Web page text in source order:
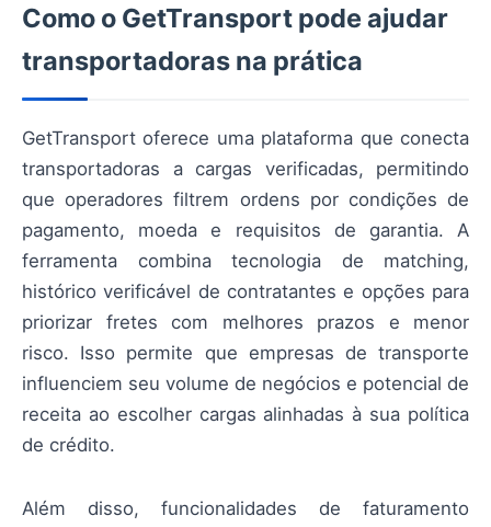
Como o GetTransport pode ajudar
transportadoras na prática
GetTransport oferece uma plataforma que conecta
transportadoras a cargas verificadas, permitindo
que operadores filtrem ordens por condições de
pagamento, moeda e requisitos de garantia. A
ferramenta combina tecnologia de matching,
histórico verificável de contratantes e opções para
priorizar fretes com melhores prazos e menor
risco. Isso permite que empresas de transporte
influenciem seu volume de negócios e potencial de
receita ao escolher cargas alinhadas à sua política
de crédito.
Além disso, funcionalidades de faturamento